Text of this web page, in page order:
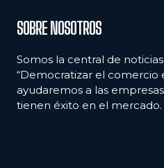
SOBRE NOSOTROS
Somos la central de
“Democratizar el comercio
ayudaremos a las
tienen éxito en el mercado.